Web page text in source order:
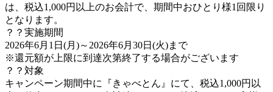
は、税込1,000円以上のお会計で、期間中おひとり様1回限り
となります。
？？実施期間
2026年6月1日(月)～2026年6月30日(火)まで
※還元額が上限に到達次第終了する場合がございます
？？対象
キャンペーン期間中に『きゃべとん』にて、税込1,000円以